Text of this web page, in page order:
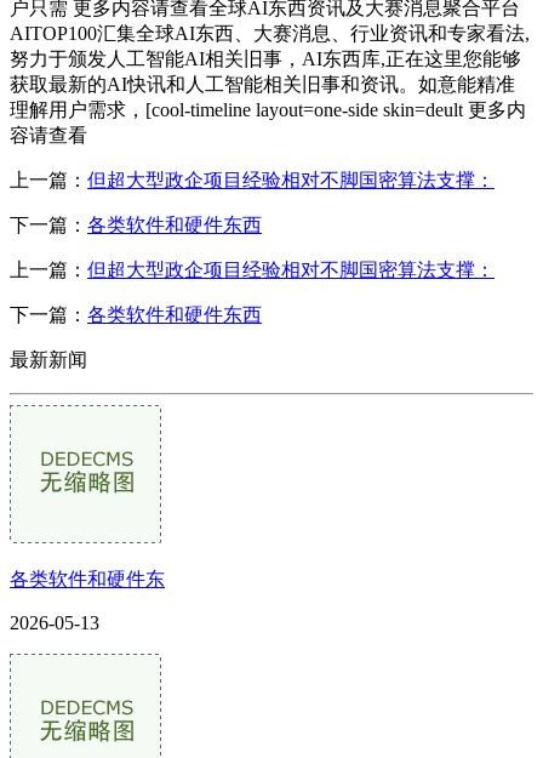
户只需 更多内容请查看全球AI东西资讯及大赛消息聚合平台
AITOP100汇集全球AI东西、大赛消息、行业资讯和专家看法,
努力于颁发人工智能AI相关旧事，AI东西库,正在这里您能够
获取最新的AI快讯和人工智能相关旧事和资讯。如意能精准
理解用户需求，[cool-timeline layout=one-side skin=deult 更多内
容请查看
上一篇： 但超大型政企项目经验相对不脚国密算法支撑：
下一篇： 各类软件和硬件东西
上一篇： 但超大型政企项目经验相对不脚国密算法支撑：
下一篇： 各类软件和硬件东西
最新新闻
各类软件和硬件东
2026-05-13